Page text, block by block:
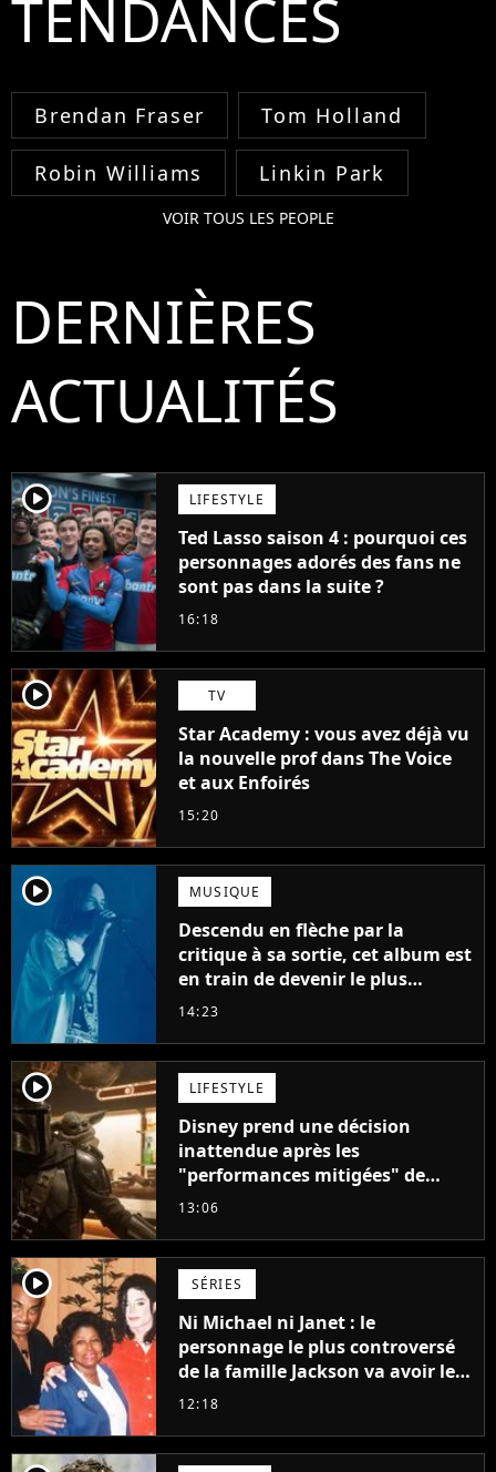
TENDANCES
Brendan Fraser Tom Holland
Robin Williams Linkin Park
VOIR TOUS LES PEOPLE
DERNIÈRES
ACTUALITÉS
player2 LIFESTYLE
Ted Lasso saison 4 : pourquoi ces
personnages adorés des fans ne
sont pas dans la suite ?
16:18
player2 TV
Star Academy : vous avez déjà vu
la nouvelle prof dans The Voice
et aux Enfoirés
15:20
player2 MUSIQUE
Descendu en flèche par la
critique à sa sortie, cet album est
en train de devenir le plus
populaire de son auteur
14:23
player2 LIFESTYLE
Disney prend une décision
inattendue après les
"performances mitigées" de
Vaiana et The Mandalorian &
13:06
player2 SÉRIES
Ni Michael ni Janet : le
personnage le plus controversé
de la famille Jackson va avoir le
droit à sa propre série
12:18